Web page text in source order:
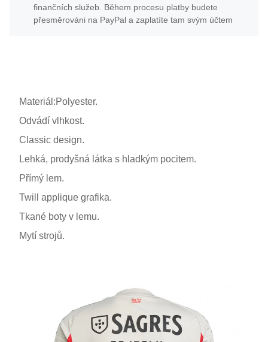
finančních služeb. Během procesu platby budete
přesměrováni na PayPal a zaplatíte tam svým účtem
Materiál:Polyester.
Odvádí vlhkost.
Classic design.
Lehká, prodyšná látka s hladkým pocitem.
Přímý lem.
Twill applique grafika.
Tkané boty v lemu.
Mytí strojů.